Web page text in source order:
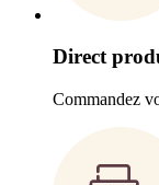
Direct
Commandez